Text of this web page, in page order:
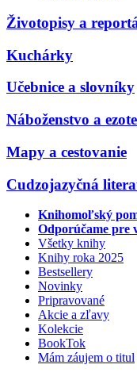
Životopisy a
Kuchárky
Učebnice a slovníky
Náboženstvo a
Mapy a cestovanie
Cudzojazyčná
Knihomoľský
Odporúčame pre
Všetky knihy
Knihy roka 2025
Bestsellery
Novinky
Pripravované
Akcie a zľavy
Kolekcie
BookTok
Mám záujem o titul